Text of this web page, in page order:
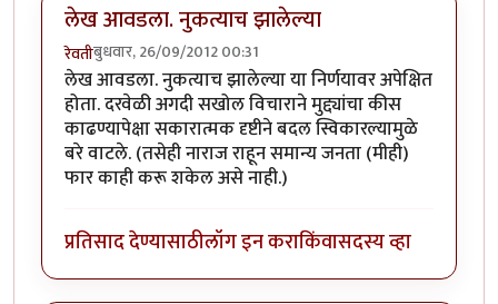
लेख आवडला. नुकत्याच झालेल्या
रेवतीबुधवार, 26/09/2012 00:31
लेख आवडला. नुकत्याच झालेल्या या निर्णयावर अपेक्षित
होता. दरवेळी अगदी सखोल विचाराने मुद्द्यांचा कीस
काढण्यापेक्षा सकारात्मक दृष्टीने बदल स्विकारल्यामुळे
बरे वाटले. (तसेही नाराज राहून समान्य जनता (मीही)
फार काही करू शकेल असे नाही.)
प्रतिसाद देण्यासाठीलॉग इन कराकिंवासदस्य व्हा